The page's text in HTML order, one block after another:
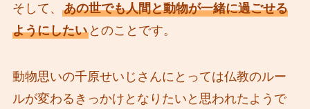
そして、 あの世でも人間と動物が一緒に過ごせる
ようにしたいとのことです。
動物思いの千原せいじさんにとっては仏教のルー
ルが変わるきっかけとなりたいと思われたようで